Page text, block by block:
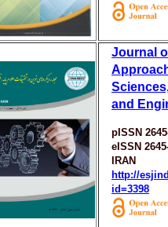
Journal
and
pISSN
eISSN
IRAN
http://
id=3398